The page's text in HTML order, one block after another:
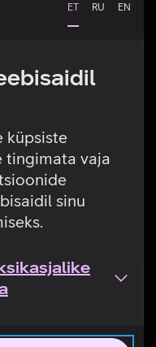
ET RU EN
küpsiste
tingimata vaja
sinu